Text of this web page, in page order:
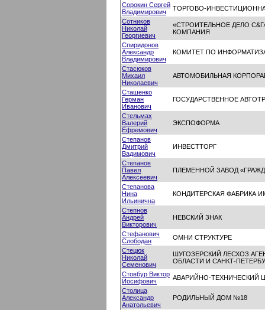
Сорокин Сергей
Владимирович
ТОРГОВО-
Сотников
Николай
Георгиевич
«СТРОИТЕЛЬНОЕ ДЕЛО
КОМПАНИЯ
Спиридонов
Александр
Владимирович
КОМИТЕТ ПО
Стасюков
Михаил
Николаевич
АВТОМОБИЛЬНАЯ
Сташенко
Герман
Иванович
ГОСУДАРСТВЕННОЕ
Стельмах
Валерий
Ефремович
ЭКСПОФОРМА
Степанов
Дмитрий
Вадимович
ИНВЕСТТОРГ
Степанов
Павел
Алексеевич
ПЛЕМЕННОЙ ЗАВОД
Степанова
Нина
Ильинична
КОНДИТЕРСКАЯ ФАБРИКА
Степнов
Андрей
Викторович
НЕВСКИЙ ЗНАК
Стефанович
Слободан
ОМНИ СТРУКТУРЕ
Стецюк
Николай
Семенович
ШУГОЗЕРСКИЙ ЛЕСХОЗ
ОБЛАСТИ И САНКТ-
Стовбур Виктор
Иосифович
АВАРИЙНО-ТЕХНИЧЕСКИЙ
Столица
Александр
Анатольевич
РОДИЛЬНЫЙ ДОМ №18